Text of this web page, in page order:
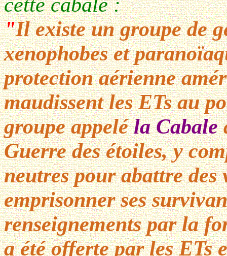
cette cabale :
"Il existe un groupe de
xenophobes et
protection aérienne
maudissent les ETs au
groupe appeléla Cabale
Guerre des étoiles, y
neutres pour abattre des
emprisonner ses
renseignements par la
a été offerte par les ETs